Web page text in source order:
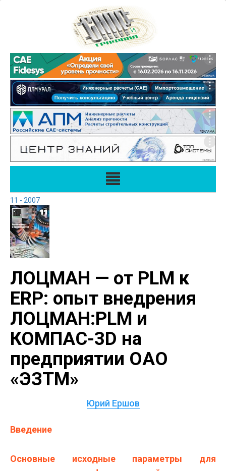
11 - 2007
ЛОЦМАН — от PLM к
ERP: опыт внедрения
ЛОЦМАН:PLM и
КОМПАС-3D на
предприятии ОАО
«ЭЗТМ»
Юрий Ершов
Введение
Основные исходные параметры для